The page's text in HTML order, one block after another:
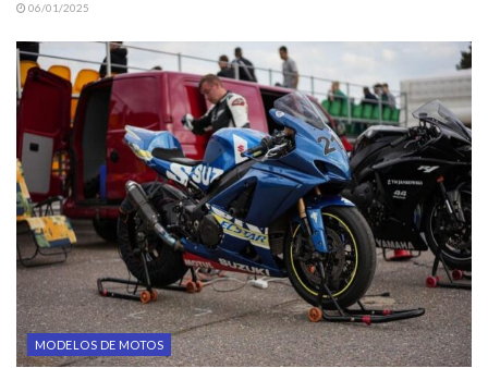
06/01/2025
MODELOS DE MOTOS